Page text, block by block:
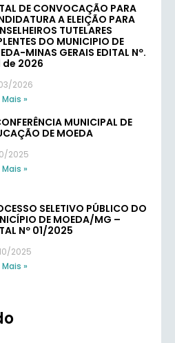
DE CONVOCAÇÃO PARA
A ELEIÇÃO PARA
TUTELARES
DO MUNICIPIO DE
MINAS GERAIS EDITAL Nº.
de 2026
2026
»
MUNICIPAL DE
DE MOEDA
2025
»
SELETIVO PÚBLICO DO
DE MOEDA/MG –
Nº 01/2025
2025
»